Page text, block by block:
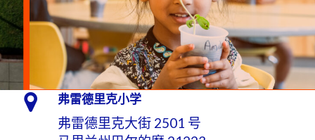
弗雷德里克小学
弗雷德里克大街 2501 号